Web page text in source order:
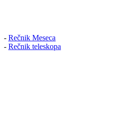
- Rečnik Meseca
- Rečnik teleskopa